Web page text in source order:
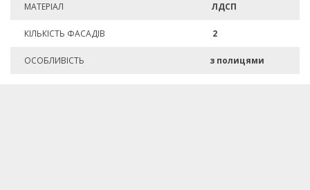
МАТЕРІАЛ ЛДСП
КІЛЬКІСТЬ ФАСАДІВ 2
ОСОБЛИВІСТЬ з полицями